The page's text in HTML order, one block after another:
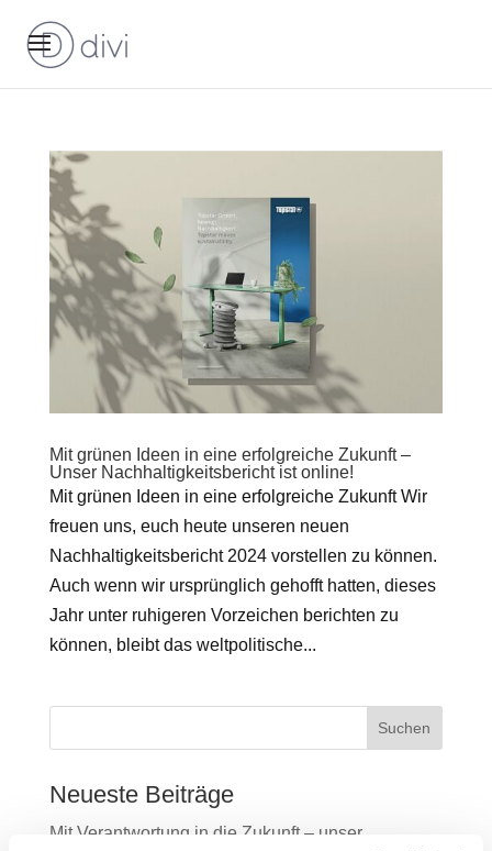
Mit grünen Ideen in eine erfolgreiche Zukunft –
Unser Nachhaltigkeitsbericht ist online!
Mit grünen Ideen in eine erfolgreiche Zukunft Wir
freuen uns, euch heute unseren neuen
Nachhaltigkeitsbericht 2024 vorstellen zu können.
Auch wenn wir ursprünglich gehofft hatten, dieses
Jahr unter ruhigeren Vorzeichen berichten zu
können, bleibt das weltpolitische...
Suchen
Neueste Beiträge
Mit Verantwortung in die Zukunft – unser